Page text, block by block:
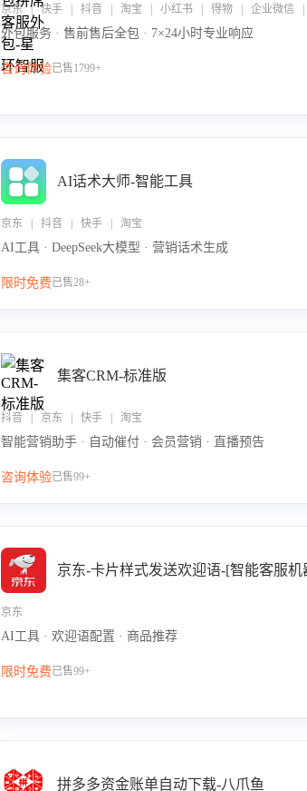
外包服务 · 售前售后全包 · 7×24小时专业响应
咨询体验已售1799+
AI话术大师-智能工具
京东 | 抖音 | 快手 | 淘宝
AI工具 · DeepSeek大模型 · 营销话术生成
限时免费已售28+
集客CRM-标准版
抖音 | 京东 | 快手 | 淘宝
智能营销助手 · 自动催付 · 会员营销 · 直播预告
咨询体验已售99+
京东-卡片样式发送欢迎语-[智能客服机
京东
AI工具 · 欢迎语配置 · 商品推荐
限时免费已售99+
拼多多资金账单自动下载-八爪鱼